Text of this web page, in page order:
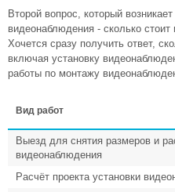
Второй вопрос, который
видеонаблюдения - сколько
Хочется сразу получить ответ,
включая установку
работы по монтажу
Вид работ
Выезд для снятия размеров и
видеонаблюдения
Расчёт проекта установки